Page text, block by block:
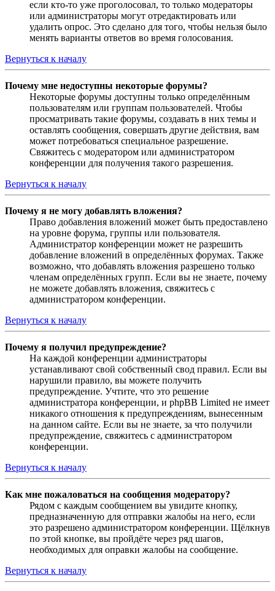
если кто-то уже проголосовал, то только модераторы
или администраторы могут отредактировать или
удалить опрос. Это сделано для того, чтобы нельзя было
менять варианты ответов во время голосования.
Вернуться к началу
Почему мне недоступны некоторые форумы?
Некоторые форумы доступны только определённым
пользователям или группам пользователей. Чтобы
просматривать такие форумы, создавать в них темы и
оставлять сообщения, совершать другие действия, вам
может потребоваться специальное разрешение.
Свяжитесь с модератором или администратором
конференции для получения такого разрешения.
Вернуться к началу
Почему я не могу добавлять вложения?
Право добавления вложений может быть предоставлено
на уровне форума, группы или пользователя.
Администратор конференции может не разрешить
добавление вложений в определённых форумах. Также
возможно, что добавлять вложения разрешено только
членам определённых групп. Если вы не знаете, почему
не можете добавлять вложения, свяжитесь с
администратором конференции.
Вернуться к началу
Почему я получил предупреждение?
На каждой конференции администраторы
устанавливают свой собственный свод правил. Если вы
нарушили правило, вы можете получить
предупреждение. Учтите, что это решение
администратора конференции, и phpBB Limited не имеет
никакого отношения к предупреждениям, вынесенным
на данном сайте. Если вы не знаете, за что получили
предупреждение, свяжитесь с администратором
конференции.
Вернуться к началу
Как мне пожаловаться на сообщения модератору?
Рядом с каждым сообщением вы увидите кнопку,
предназначенную для отправки жалобы на него, если
это разрешено администратором конференции. Щёлкнув
по этой кнопке, вы пройдёте через ряд шагов,
необходимых для оправки жалобы на сообщение.
Вернуться к началу